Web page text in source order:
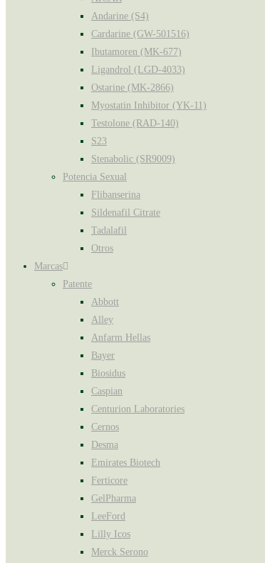
Andarine (S4)
Cardarine (GW-501516)
Ibutamoren (MK-677)
Ligandrol (LGD-4033)
Ostarine (MK-2866)
Myostatin Inhibitor (YK-11)
Testolone (RAD-140)
S23
Stenabolic (SR9009)
Potencia Sexual
Flibanserina
Sildenafil Citrate
Tadalafil
Otros
Marcas
Patente
Abbott
Alley
Anfarm Hellas
Bayer
Biosidus
Caspian
Centurion Laboratories
Cernos
Desma
Emirates Biotech
Ferticore
GelPharma
LeeFord
Lilly Icos
Merck Serono